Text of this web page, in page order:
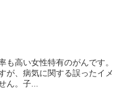
高い女性特有のがんです。
が、病気に関する誤ったイメ
ん。子...